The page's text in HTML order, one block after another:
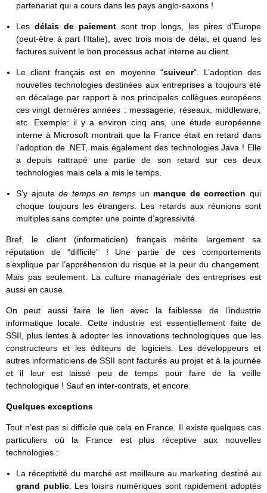
partenariat qui a cours dans les pays anglo-saxons !
Les délais de paiement sont trop longs, les pires d’Europe
(peut-être à part l’Italie), avec trois mois de délai, et quand les
factures suivent le bon processus achat interne au client.
Le client français est en moyenne “suiveur“. L’adoption des
nouvelles technologies destinées aux entreprises a toujours été
en décalage par rapport à nos principales collègues européens
ces vingt dernières années : messagerie, réseaux, middleware,
etc. Exemple: il y a environ cinq ans, une étude européenne
interne à Microsoft montrait que la France était en retard dans
l’adoption de .NET, mais également des technologies Java ! Elle
a depuis rattrapé une partie de son retard sur ces deux
technologies mais cela a mis le temps.
S’y ajoutede temps en temps un manque de correctionqui
choque toujours les étrangers. Les retards aux réunions sont
multiples sans compter une pointe d’agressivité.
Bref, le client (informaticien) français mérite largement sa
réputation de “difficile” ! Une partie de ces comportements
s’explique par l’appréhension du risque et la peur du changement.
Mais pas seulement. La culture managériale des entreprises est
aussi en cause.
On peut aussi faire le lien avec la faiblesse de l’industrie
informatique locale. Cette industrie est essentiellement faite de
SSII, plus lentes à adopter les innovations technologiques que les
constructeurs et les éditeurs de logiciels. Les développeurs et
autres informaticiens de SSII sont facturés au projet et à la journée
et il leur est laissé peu de temps pour faire de la veille
technologique ! Sauf en inter-contrats, et encore.
Quelques exceptions
Tout n’est pas si difficile que cela en France. Il existe quelques cas
particuliers où la France est plus réceptive aux nouvelles
technologies :
La réceptivité du marché est meilleure au marketing destiné au
grand public. Les loisirs numériques sont rapidement adoptés